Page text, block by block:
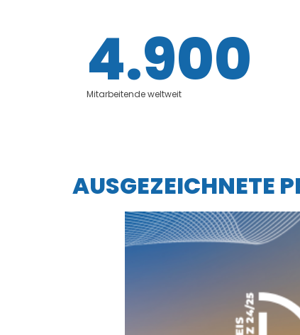
4.900
Mitarbeitende weltweit
AUSGEZEICHNETE